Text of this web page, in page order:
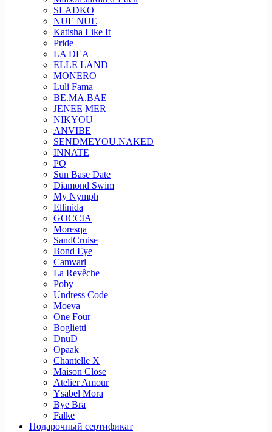
SLADKO
NUE NUE
Katisha Like It
Pride
LA DEA
ELLE LAND
MONERO
Luli Fama
BE.MA.BAE
JENEE MER
NIKYOU
ANVIBE
SENDMEYOU.NAKED
INNATE
PQ
Sun Base Date
Diamond Swim
My Nymph
Ellinida
GOCCIA
Moresqa
SandCruise
Bond Eye
Camvari
La Revêche
Poby
Undress Code
Moeva
One Four
Boglietti
DnuD
Opaak
Chantelle X
Maison Close
Atelier Amour
Ysabel Mora
Bye Bra
Falke
Подарочный сертификат